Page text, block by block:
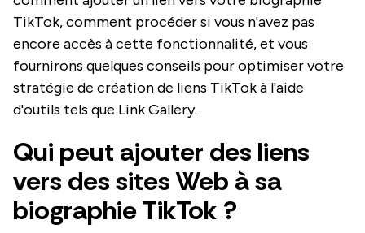
TikTok, comment procéder si vous n'avez pas
encore accès à cette fonctionnalité, et vous
fournirons quelques conseils pour optimiser votre
stratégie de création de liens TikTok à l'aide
d'outils tels que Link Gallery.
Qui peut ajouter des liens
vers des sites Web à sa
biographie TikTok ?